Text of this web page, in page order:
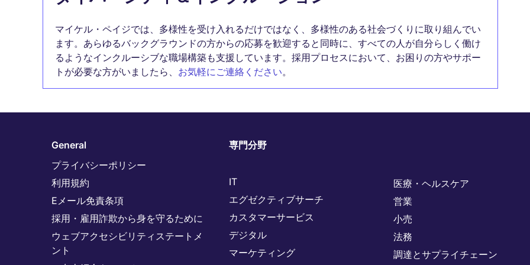
マイケル・ペイジでは、多様性を受け入れるだけではなく、多様性のある社会づくりに取り組んでい
ます。あらゆるバックグラウンドの方からの応募を歓迎すると同時に、すべての人が自分らしく働け
るようなインクルーシブな職場構築も支援しています。採用プロセスにおいて、お困りの方やサポー
トが必要な方がいましたら、 お気軽にご連絡ください。
General
プライバシーポリシー
利用規約
Eメール免責条項
採用・雇用詐欺から身を守るために
ウェブアクセシビリティステートメ
ント
専門分野
IT
エグゼクティブサーチ
カスタマーサービス
デジタル
マーケティング
医療・ヘルスケア
営業
小売
法務
調達とサプライチェーン